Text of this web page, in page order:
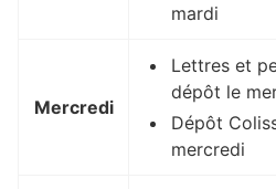
mardi
Mercredi
Lettres et
dépôt le
Dépôt
mercredi